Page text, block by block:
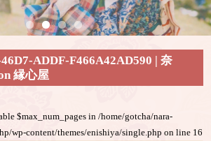
ADDF-F466A42AD590 | 奈
縁心屋
$max_num_pages in/home/gotcha/nara-
wp-content/themes/enishiya/single.php on line 16